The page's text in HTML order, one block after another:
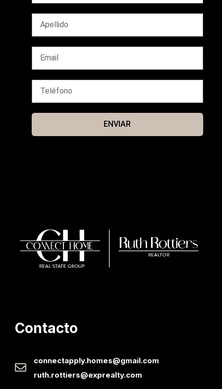
ENVIAR
Contacto
connectapply.homes@gmail.com
ruth.rottiers@exprealty.com